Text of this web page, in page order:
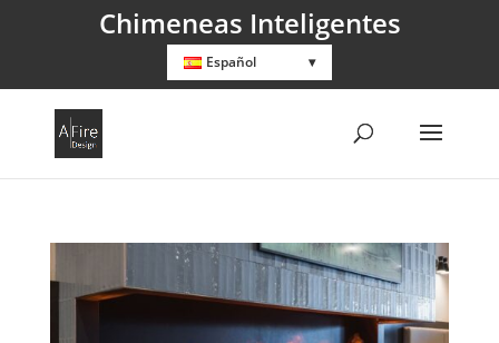
Español
Chimeneas Inteligentes